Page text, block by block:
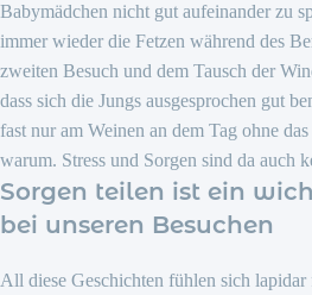
Babymädchen nicht gut aufeinander zu
immer wieder die Fetzen während des
zweiten Besuch und dem Tausch der
dass sich die Jungs ausgesprochen gut
fast nur am Weinen an dem Tag ohne
warum. Stress und Sorgen sind da auch
Sorgen teilen ist ein
bei unseren Besuchen
All diese Geschichten fühlen sich